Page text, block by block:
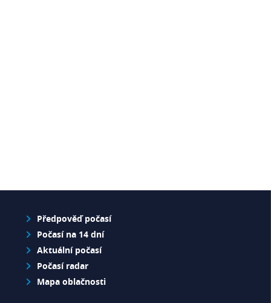
Předpověď počasí
Počasí na 14 dní
Aktuální počasí
Počasí radar
Mapa oblačnosti